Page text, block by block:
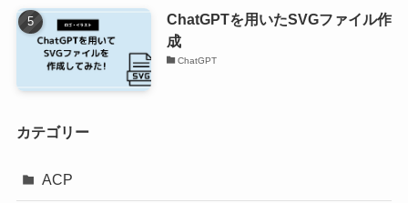
ChatGPTを用いたSVGファイル作
成
ChatGPT
カテゴリー
ACP